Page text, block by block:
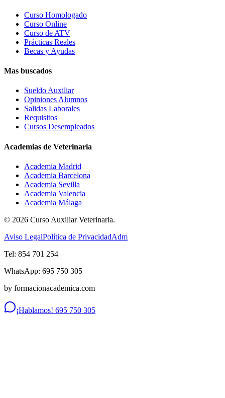
Curso Homologado
Curso Online
Curso de ATV
Prácticas Reales
Becas y Ayudas
Mas buscados
Sueldo Auxiliar
Opiniones Alumnos
Salidas Laborales
Requisitos
Cursos Desempleados
Academias de Veterinaria
Academia Madrid
Academia Barcelona
Academia Sevilla
Academia Valencia
Academia Málaga
© 2026 Curso Auxiliar Veterinaria.
Aviso LegalPolítica de PrivacidadAdm
Tel: 854 701 254
WhatsApp: 695 750 305
by formacionacademica.com
¡Hablamos! 695 750 305